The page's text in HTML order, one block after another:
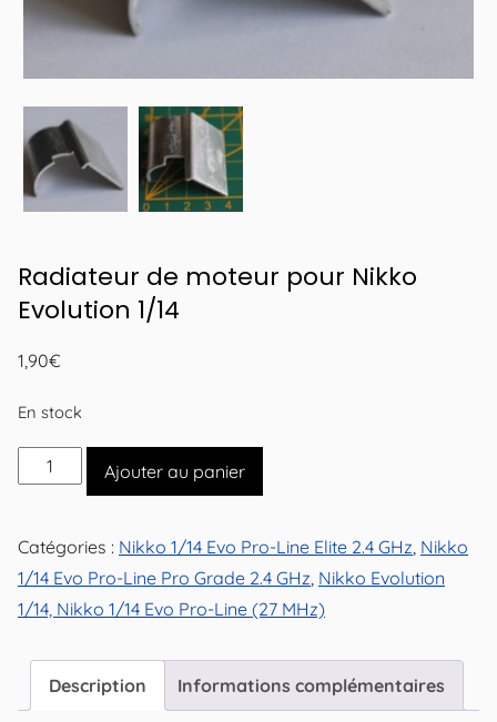
Radiateur de moteur pour Nikko
Evolution 1/14
1,90€
En stock
quantité
de
de
moteur
pour
Evolution
1/14
Ajouter au panier
Catégories : Nikko 1/14 Evo Pro-Line Elite 2.4 GHz Nikko
1/14 Evo Pro-Line Pro Grade 2.4 GHz Nikko Evolution
1/14, Nikko 1/14 Evo Pro-Line (27 MHz)
Description Informations complémentaires